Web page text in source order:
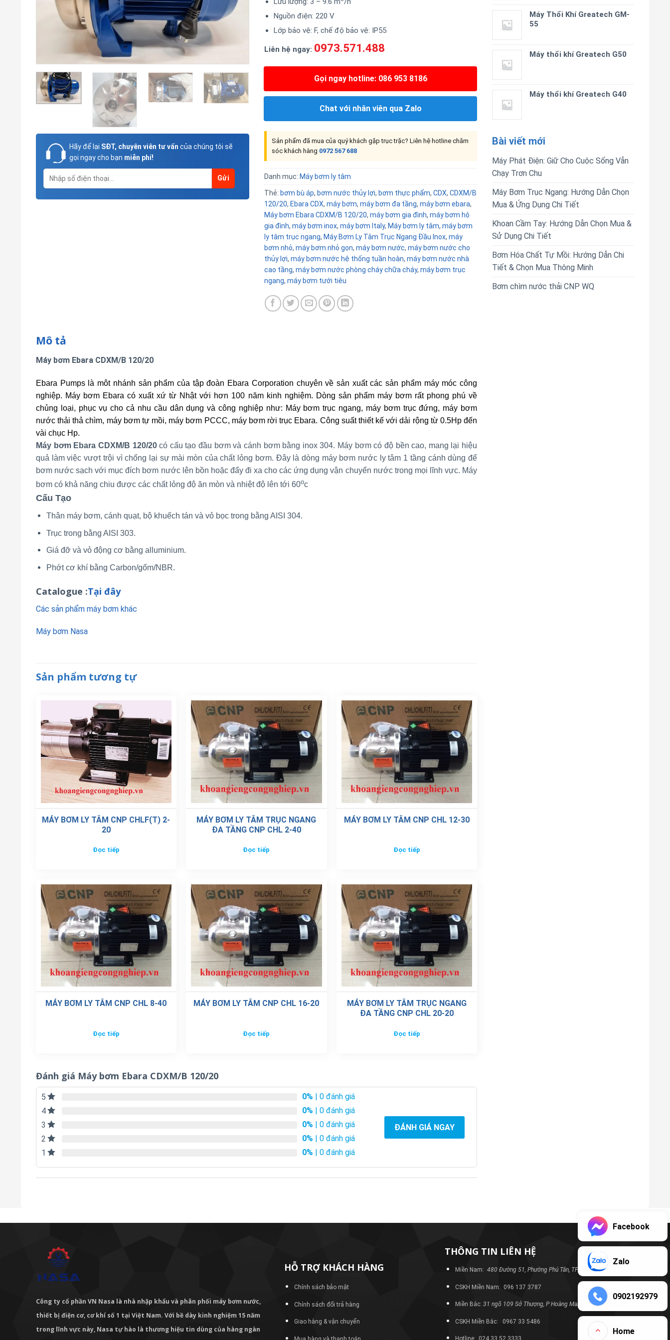
Máy Thổi Khí Greatech GM-
55
Máy thổi khí Greatech G50
Máy thổi khí Greatech G40
Bài viết mới
Máy Phát Điện: Giữ Cho Cuộc Sống Vẫn
Chạy Trơn Chu
Máy Bơm Trục Ngang: Hướng Dẫn Chọn
Mua & Ứng Dụng Chi Tiết
Khoan Cầm Tay: Hướng Dẫn Chọn Mua &
Sử Dụng Chi Tiết
Bơm Hóa Chất Tự Mồi: Hướng Dẫn Chi
Tiết & Chọn Mua Thông Minh
Bơm chìm nước thải CNP WQ
Hãy để lại SĐT, chuyên viên tư vấn của chúng tôi sẽ
gọi ngay cho bạn miễn phí!
Nguồn điện: 220 V
Lớp bảo vệ: F, chế độ bảo vệ: IP55
Liên hệ ngay: 0973.571.488
Gọi ngay hotline: 086 953 8186
Chat với nhân viên qua Zalo
Sản phẩm đã mua của quý khách gặp trục trặc? Liên hệ hotline chăm
sóc khách hàng 0972 567 688
Danh mục: Máy bơm ly tâm
Thẻ: bơm bù áp, bơm nước thủy lợi, bơm thực phẩm, CDX, CDXM/B
120/20, Ebara CDX, máy bơm, máy bơm đa tầng, máy bơm ebara,
Máy bơm Ebara CDXM/B 120/20, máy bơm gia đình, máy bơm hộ
gia đình, máy bơm inox, máy bơm Italy, Máy bơm ly tâm, máy bơm
ly tâm trục ngang, Máy Bơm Ly Tâm Trục Ngang Đầu Inox, máy
bơm nhỏ, máy bơm nhỏ gọn, máy bơm nước, máy bơm nước cho
thủy lợi, máy bơm nước hệ thống tuần hoàn, máy bơm nước nhà
cao tầng, máy bơm nước phòng cháy chữa cháy, máy bơm trục
ngang, máy bơm tưới tiêu
Mô tả
Máy bơm Ebara CDXM/B 120/20
Ebara Pumps là môt nhánh sản phẩm của tập đoàn Ebara Corporation chuyên về sản xuất các sản phẩm máy móc công
nghiệp. Máy bơm Ebara có xuất xứ từ Nhật với hơn 100 năm kinh nghiệm. Dòng sản phẩm máy bơm rất phong phú về
chủng loại, phục vụ cho cả nhu cầu dân dụng và công nghiệp như: Máy bơm trục ngang, máy bơm trục đứng, máy bơm
nước thải thả chìm, máy bơm tự mồi, máy bơm PCCC, máy bơm rời trục Ebara. Công suất thiết kế với dải rộng từ 0.5Hp đến
vài chục Hp.
Máy bơm Ebara CDXM/B 120/20có cấu tạo đầu bơm và cánh bơm bằng inox 304. Máy bơm có độ bền cao, mang lại hiệu
quả làm việc vượt trội vì chống lại sự mài mòn của chất lỏng bơm. Đây là dòng máy bơm nước ly tâm 1 tầng cánh dùng để
bơm nước sạch với mục đích bơm nước lên bồn hoặc đẩy đi xa cho các ứng dụng vận chuyển nước trong mọi lĩnh vực. Máy
bơm có khả năng chiu được các chất lỏng độ ăn mòn và nhiệt độ lên tới 60oc
Cấu Tạo
Thân máy bơm, cánh quạt, bộ khuếch tán và vỏ bọc trong bằng AISI 304.
Trục trong bằng AISI 303.
Giá đỡ và vỏ động cơ bằng alluminium.
Phớt cơ khí bằng Carbon/gốm/NBR.
Catalogue :Tại đây
Các sản phẩm máy bơm khác
Máy bơm Nasa
Sản phẩm tương tự
MÁY BƠM LY TÂM CNP CHLF(T) 2-
20
Đọc tiếp
MÁY BƠM LY TÂM TRỤC NGANG
ĐA TẦNG CNP CHL 2-40
Đọc tiếp
MÁY BƠM LY TÂM CNP CHL 12-30
Đọc tiếp
MÁY BƠM LY TÂM CNP CHL 8-40
Đọc tiếp
MÁY BƠM LY TÂM CNP CHL 16-20
Đọc tiếp
MÁY BƠM LY TÂM TRỤC NGANG
ĐA TẦNG CNP CHL 20-20
Đọc tiếp
Đánh giá Máy bơm Ebara CDXM/B 120/20
5 0% | 0 đánh giá
4
0% | 0 đánh giá
3
0% | 0 đánh giá
2
0% | 0 đánh giá
1
0% | 0 đánh giá
ĐÁNH GIÁ NGAY
Công ty cổ phần VN Nasa là nhà nhập khẩu và phân phối máy bơm nước,
thiết bị điện cơ, cơ khí số 1 tại Việt Nam. Với bề dày kinh nghiệm 15 năm
trong lĩnh vực này, Nasa tự hào là thương hiệu tin dùng của hàng ngàn
HỖ TRỢ KHÁCH HÀNG
Chính sách bảo mật
Chính sách đổi trả hàng
Giao hàng & vận chuyển
THÔNG TIN LIÊN HỆ
Miền Nam: 480 Đường 51, Phường Phú Tân, TP Bình Dương
CSKH Miền Nam: 096 137 3787
Miền Bắc: 31 ngõ 109 Sở Thượng, P Hoàng Mai, TP Hà Nội
CSKH Miền Bắc: 0967 33 5486
Facebook
Zalo
0902192979
Home